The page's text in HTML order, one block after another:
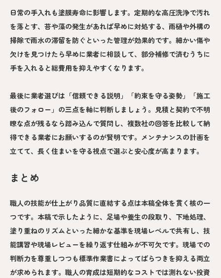
日常の手入れも塗膜寿命に影響します。定期的な高圧洗浄で汚れ
を落とす、苔や藻の発生があれば早めに対処する、雨樋や外構の
掃除で雨水の滞留を防ぐといった管理が効果的です。細かい傷や
欠けを見つけたら早めに業者に相談して、部分補修で済むうちに
手を入れると総費用を抑えやすくなります。
最後に業者選びは「信頼できる説明」「約束を守る姿勢」「施工
後のフォロー」の三点を軸に判断しましょう。見積と契約で不明
瞭な点が残るなら踏み込んで質問し、複数社の回答を比較して納
得できる業者にお願いするのが賢明です。メンテナンスの計画を
立てて、長く住まいを守る視点で選ぶと安心度が高まります。
まとめ
職人の技能が仕上がり品質に直結する点は本稿全体を貫く核の一
つです。本稿で示したように、足場や養生の段取り、下地処理、
塗り重ねのリズムといった細かな基準を現場レベルで共有し、技
能講習や現場レビューを繰り返す仕組みが不可欠です。現場での
判断力を尊重しつつも標準作業書によってばらつきを抑える両立
が求められます。職人の育成は短期的なコストでは測れない投資